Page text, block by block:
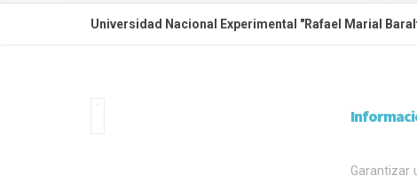
Universidad Nacional Experimental "Rafael Marial
Garantizar